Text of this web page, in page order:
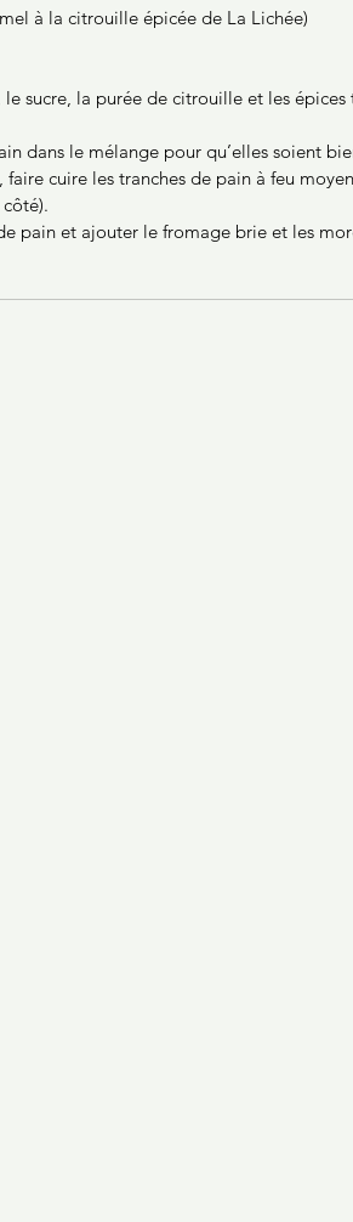
à la citrouille épicée de La Lichée)
sucre, la purée de citrouille et les
dans le mélange pour qu’elles soient
cuire les tranches de pain à feu
pain et ajouter le fromage brie et les